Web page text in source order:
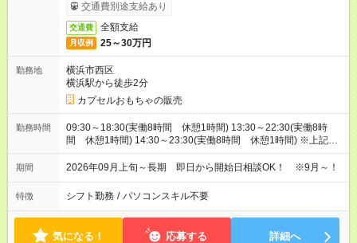
交通費別途支給あり
交通費 全額支給
月収例 25～30万円
勤務地
横浜市西区
横浜駅から徒歩2分
カプセルおもちゃの販売
勤務時間
09:30～18:30(実働8時間 休憩1時間) 13:30～22:30(実働8時
間 休憩1時間) 14:30～23:30(実働8時間 休憩1時間) ※上記は
一例です。9:30～23:30の中でシフト制です
期間 2026年09月上旬～長期 即日から開始日相談OK！ ※9月～！
特徴 シフト勤務 / パソコンスキル不要
気になる！ 応募する 詳細へ